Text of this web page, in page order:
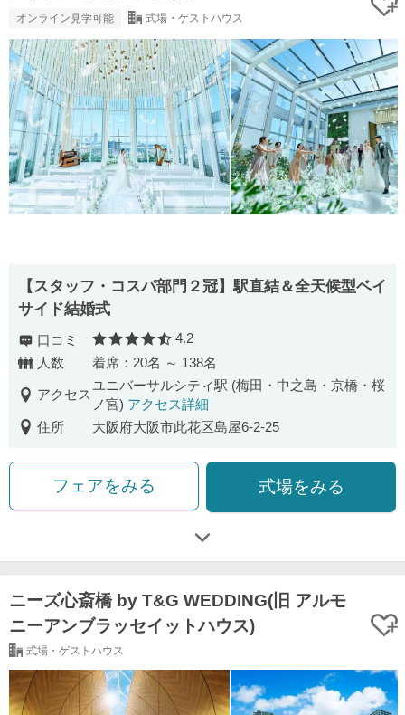
オンライン見学可能 式場・ゲストハウス
【スタッフ・コスパ部門２冠】駅直結＆全天候型ベイ
サイド結婚式
口コミ 口コミ評価
4.2
人数
着席：20名 ～ 138名
アクセス
ユニバーサルシティ駅 (梅田・中之島・京橋・桜
ノ宮) アクセス詳細
住所
大阪府大阪市此花区島屋6-2-25
フェアをみる 式場をみる
ニーズ心斎橋 by T&G WEDDING(旧 アルモ
ニーアンブラッセイットハウス)
式場・ゲストハウス